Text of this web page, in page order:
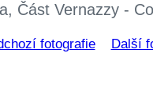
Část Vernazzy -
fotografie Další